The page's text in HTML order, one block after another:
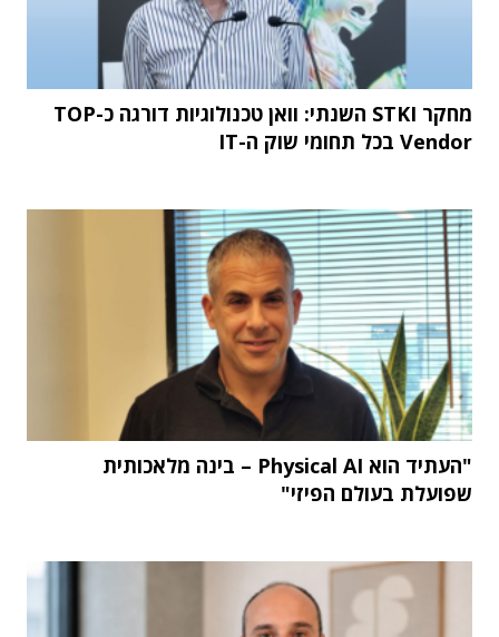
מחקר STKI השנתי: וואן טכנולוגיות דורגה כ-TOP
Vendor בכל תחומי שוק ה-IT
"העתיד הוא Physical AI – בינה מלאכותית
שפועלת בעולם הפיזי"